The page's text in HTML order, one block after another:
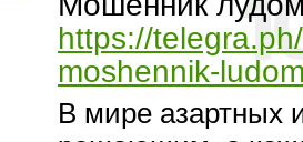
https://
moshennik-
В мире азартных